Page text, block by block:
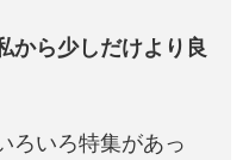
から少しだけより良
ろいろ特集があっ